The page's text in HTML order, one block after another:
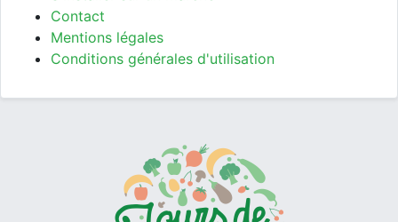
Contact
Mentions légales
Conditions générales d'utilisation